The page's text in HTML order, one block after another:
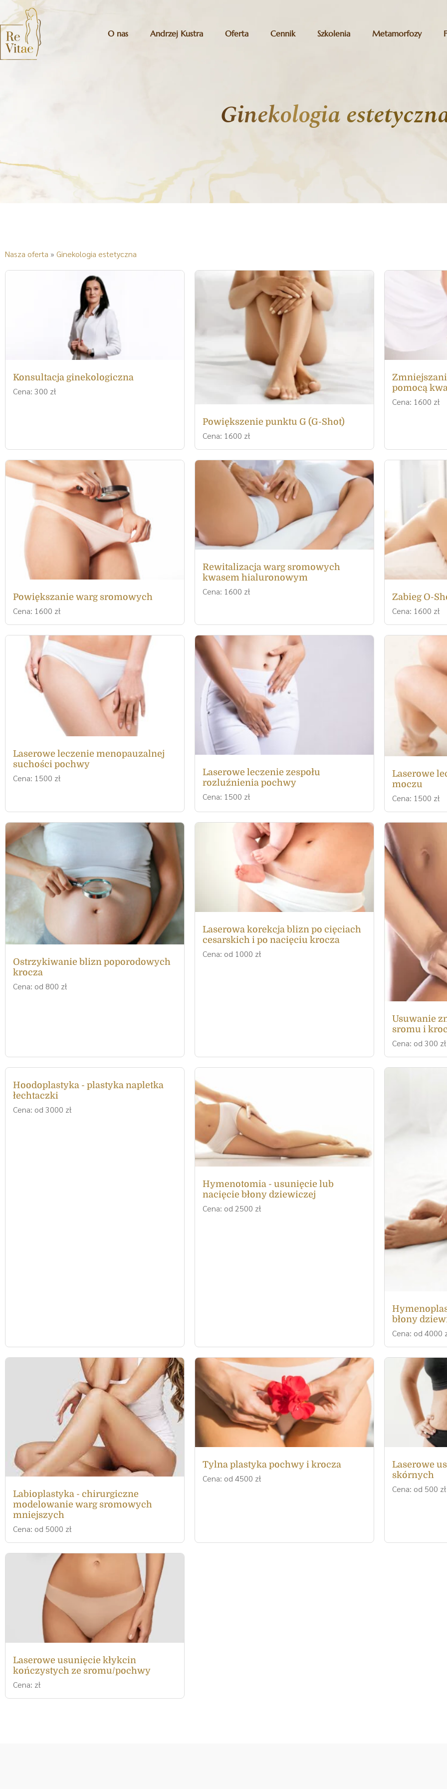
O nas Andrzej Kustra Oferta Cennik Szkolenia Metamorfozy
Ginekologia
Nasza oferta » Ginekologia estetyczna
Konsultacja ginekologiczna
Cena: 300 zł
Powiększenie punktu G (G-Shot)
Cena: 1600 zł
pomocą
Cena: 1600 zł
Powiększanie warg sromowych
Cena: 1600 zł
Rewitalizacja warg sromowych
kwasem hialuronowym
Cena: 1600 zł
Zabieg O-
Cena: 1600 zł
Laserowe leczenie menopauzalnej
suchości pochwy
Cena: 1500 zł
Laserowe leczenie zespołu
rozluźnienia pochwy
Cena: 1500 zł
Laserowe
moczu
Cena: 1500 zł
Ostrzykiwanie blizn poporodowych
krocza
Cena: od 800 zł
Laserowa korekcja blizn po cięciach
cesarskich i po nacięciu krocza
Cena: od 1000 zł
Usuwanie
sromu i
Cena: od 300 zł
Hoodoplastyka - plastyka napletka
łechtaczki
Cena: od 3000 zł
Hymenotomia - usunięcie lub
nacięcie błony dziewiczej
Cena: od 2500 zł
błony
Cena: od 4000
Labioplastyka - chirurgiczne
modelowanie warg sromowych
mniejszych
Cena: od 5000 zł
Tylna plastyka pochwy i krocza
Cena: od 4500 zł
Laserowe
skórnych
Cena: od 500 zł
Laserowe usunięcie kłykcin
kończystych ze sromu/pochwy
Cena: zł